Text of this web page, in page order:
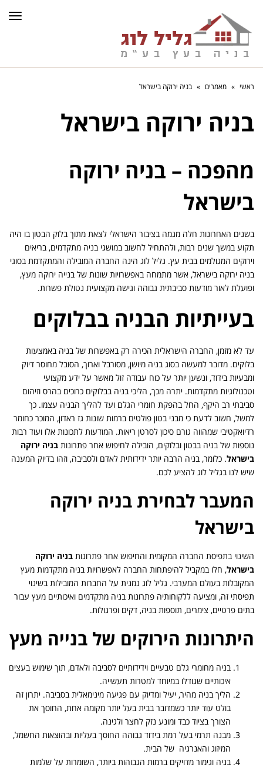
ראשי » מאמרים » בניה ירוקה בישראל
בניה ירוקה בישראל
מהפכה – בניה ירוקה
בישראל
בשנים האחרונות חלה מגמה בציבור הישראלי לצאת מתוך בלוק הבטון בו היה
תקוע במשך שנים רבות, ולהתחיל לחשוב במושגי בניה מתקדמים, בריאים
וירוקים המגולמים בבית עץ. גליל לוג הינה החברה המובילה והמתקדמת בסוגי
בניה ירוקה בישראל, אשר מתמחה באפשרויות שונות של בנייה ירוקה מעץ,
ופועלת לאור מודעות סביבתית גבוהה וגישה מקצועית נטולת פשרות.
בעייתיות הבניה בבלוקים
עד לא מזמן, החברה הישראלית הכירה רק באפשרות של בניה באמצעות
בלוקים. מדובר למעשה בסוג בניה מיושן, מסורבל וארוך, הסובל מחוסר דיוק
ומבעיות בידוד, ונשען יותר על כוח עבודה זול מאשר על ידע מקצועי
וטכנולוגיות מתקדמות. יתרה מכך, הליכי בניה בבלוקים כרוכים בהרס וזיהום
סביבתי רב היקף, החל בהפקת חומרי הגלם ועד להליך הבניה עצמו. כך
למשל, חשוב לדעת כי מבני בטון פולטים ברמות שונות גז ראדון, המוכר כחומר
רדיואקטיבי שמהווה גורם סיכון לסרטן ריאות. המודעות לתכונות אלו ועוד רבות
נוספות של בניה בבטון ובלוקים, הובילה לחיפוש אחר פתרונות בניה ירוקה
בישראל. כלומר, בניה הרבה יותר ידידותית לאדם ולסביבה, וזהו בדיוק המענה
שיש לנו בגליל לוג להציע לכם.
המעבר לבחירת בניה ירוקה
בישראל
השינוי בתפיסת החברה המקומית והחיפוש אחר פתרונות בניה ירוקה
בישראל, חלו במקביל להיפתחות החברה לאפשרויות בניה מתקדמות מעץ
המקובלות בעולם המערבי. גליל לוג נמנית על החברות המובילות בשינוי
תפיסתי זה, ומציעה ללקוחותיה פתרונות בניה מתקדמים ואיכותיים מעץ עבור
בתים פרטיים, צימרים, תוספות בניה, דקים ופרגולות.
היתרונות הירוקים של בנייה מעץ
בניה מחומרי גלם טבעיים וידידותיים לסביבה ולאדם, תוך שימוש בעצים
איכותיים שגודלו במיוחד למטרות תעשייה.
הליך בניה מהיר, יעיל ומדיוק עם פגיעה מינימאלית בסביבה. יתרון זה
בולט עוד יותר כשמדובר בבית בעל יותר מקומה אחת, החוסך את
הצורך בציוד כבד ומונע נזק לחצר ולגינה.
מבנה תרמי בעל רמת בידוד גבוהה החוסך בעליות ובהוצאות החשמל,
המיזוג והאנרגיה של הבית.
בניה וגימור מדויקים ברמות הגבוהות ביותר, השומרות על שלמות